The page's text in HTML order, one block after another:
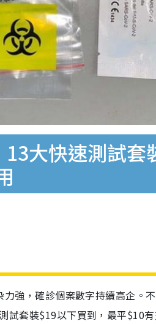
13大快速測試
強，確診個案數字持續高企。
試套裝$19以下買到，最平$10